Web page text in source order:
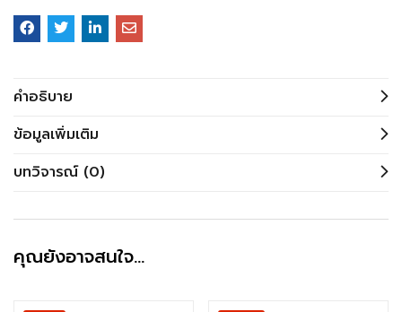
คำอธิบาย
ข้อมูลเพิ่มเติม
บทวิจารณ์ (0)
คุณยังอาจสนใจ…